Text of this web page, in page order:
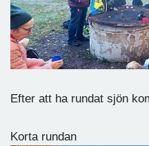
Efter att ha rundat sjön
Korta rundan